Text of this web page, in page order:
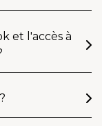
et l'accès à